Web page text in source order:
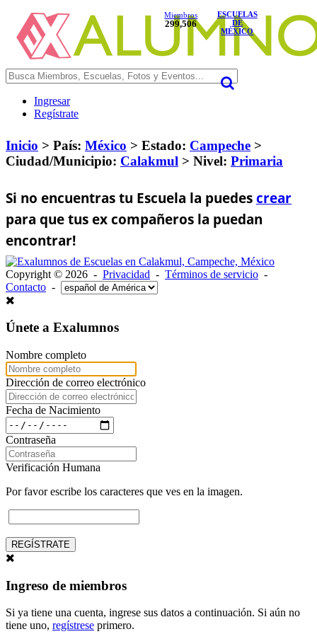
Miembros
299,506
ESCUELAS
DE
MÉXICO
Ingresar
Regístrate
Inicio > País: México > Estado: Campeche >
Ciudad/Municipio: Calakmul > Nivel: Primaria
Si no encuentras tu Escuela la puedescrear
para que tus ex compañeros la puedan
encontrar!
Copyright © 2026 - Privacidad - Términos de servicio -
Contacto -
Únete a Exalumnos
Nombre completo
Dirección de correo electrónico
Fecha de Nacimiento
Contraseña
Verificación Humana
Por favor escribe los caracteres que ves en la imagen.
REGÍSTRATE
Ingreso de miembros
Si ya tiene una cuenta, ingrese sus datos a continuación. Si aún no
tiene uno, regístrese primero.